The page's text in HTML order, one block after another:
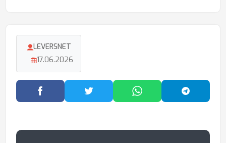
LEVERSNET
17.06.2026
Facebook'ta PaylaşTwitter'da PaylaşWhatsApp'ta Paylaş